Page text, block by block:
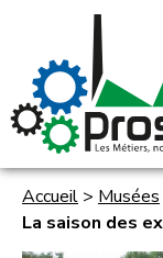
Accueil > Musées
La saison des